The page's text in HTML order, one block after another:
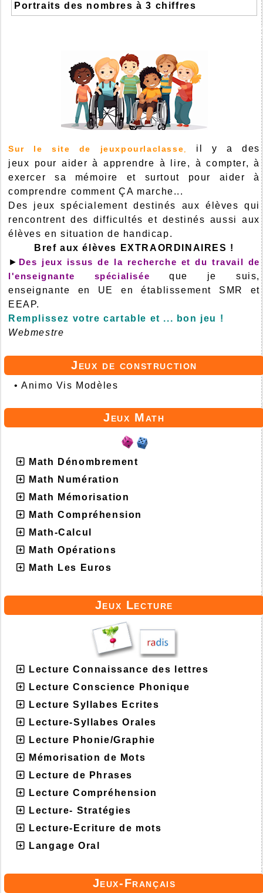
Portraits des nombres à 3 chiffres
Sur le site de jeuxpourlaclasse,
il y a des
jeux pour aider à apprendre à lire, à compter, à
exercer sa mémoire et surtout pour aider à
comprendre comment ÇA marche...
Des jeux spécialement destinés aux élèves qui
rencontrent des difficultés et destinés aussi aux
élèves en situation de handicap.
Bref aux élèves EXTRAORDINAIRES !
► Des jeux issus de la recherche et du travail de
l'enseignante spécialisée que je suis,
enseignante en UE en établissement SMR et
EEAP.
Remplissez votre cartable et ... bon jeu !
Webmestre
Jeux de construction
•Animo Vis Modèles
Jeux Math
Math Dénombrement
Math Numération
Math Mémorisation
Math Compréhension
Math-Calcul
Math Opérations
Math Les Euros
Jeux Lecture
Lecture Connaissance des lettres
Lecture Conscience Phonique
Lecture Syllabes Ecrites
Lecture-Syllabes Orales
Lecture Phonie/Graphie
Mémorisation de Mots
Lecture de Phrases
Lecture Compréhension
Lecture- Stratégies
Lecture-Ecriture de mots
Langage Oral
Jeux-Français